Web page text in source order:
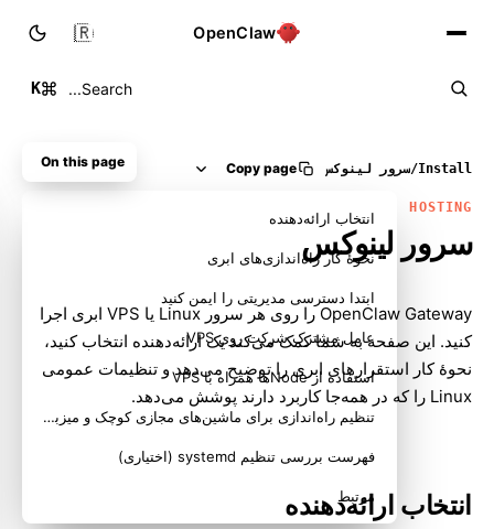
OpenClaw
Search...
K
🇮🇷
Install
/سرور لینوکس Copy page
HOSTING
سرور لینوکس
Gateway ‏OpenClaw را روی هر سرور Linux یا VPS ابری اجرا
کنید. این صفحه به شما کمک می‌کند یک ارائه‌دهنده انتخاب کنید،
نحوهٔ کار استقرارهای ابری را توضیح می‌دهد و تنظیمات عمومی
Linux را که در همه‌جا کاربرد دارند پوشش می‌دهد.
انتخاب ارائه‌دهنده
On this page
انتخاب ارائه‌دهنده
نحوهٔ کار راه‌اندازی‌های ابری
ابتدا دسترسی مدیریتی را ایمن کنید
عامل مشترک شرکت روی VPS
استفاده از Nodeها همراه با VPS
تنظیم راه‌اندازی برای ماشین‌های مجازی کوچک و میزبان‌های ARM
فهرست بررسی تنظیم systemd (اختیاری)
مرتبط